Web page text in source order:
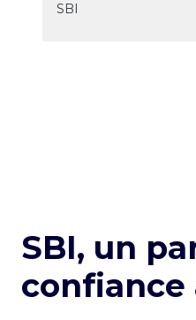
SBI
SBI, un
confiance